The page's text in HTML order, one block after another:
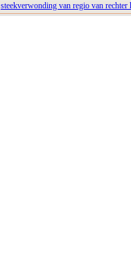
steekverwonding van regio van rechter